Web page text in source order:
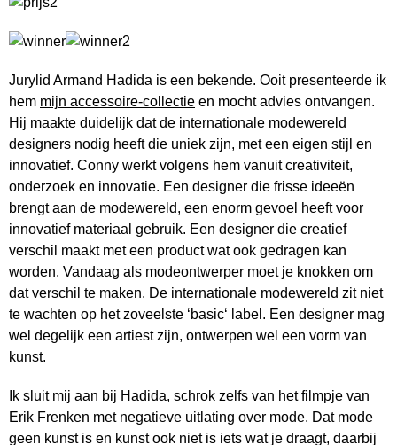
Jurylid Armand Hadida is een bekende. Ooit presenteerde ik
hem mijn accessoire-collectie en mocht advies ontvangen.
Hij maakte duidelijk dat de internationale modewereld
designers nodig heeft die uniek zijn, met een eigen stijl en
innovatief. Conny werkt volgens hem vanuit creativiteit,
onderzoek en innovatie. Een designer die frisse ideeën
brengt aan de modewereld, een enorm gevoel heeft voor
innovatief materiaal gebruik. Een designer die creatief
verschil maakt met een product wat ook gedragen kan
worden. Vandaag als modeontwerper moet je knokken om
dat verschil te maken. De internationale modewereld zit niet
te wachten op het zoveelste ‘basic‘ label. Een designer mag
wel degelijk een artiest zijn, ontwerpen wel een vorm van
kunst.
Ik sluit mij aan bij Hadida, schrok zelfs van het filmpje van
Erik Frenken met negatieve uitlating over mode. Dat mode
geen kunst is en kunst ook niet is iets wat je draagt, daarbij